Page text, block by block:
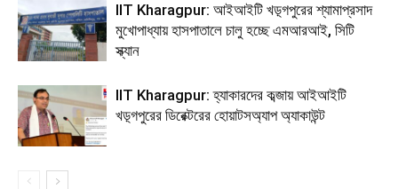
IIT Kharagpur: আইআইটি খড়্গপুরের শ্যামাপ্রসাদ
মুখোপাধ্যায় হাসপাতালে চালু হচ্ছে এমআরআই, সিটি
স্ক্যান
IIT Kharagpur: হ্যাকারদের কব্জায় আইআইটি
খড়্গপুরের ডিরেক্টরের হোয়াটসঅ্যাপ অ্যাকাউন্ট